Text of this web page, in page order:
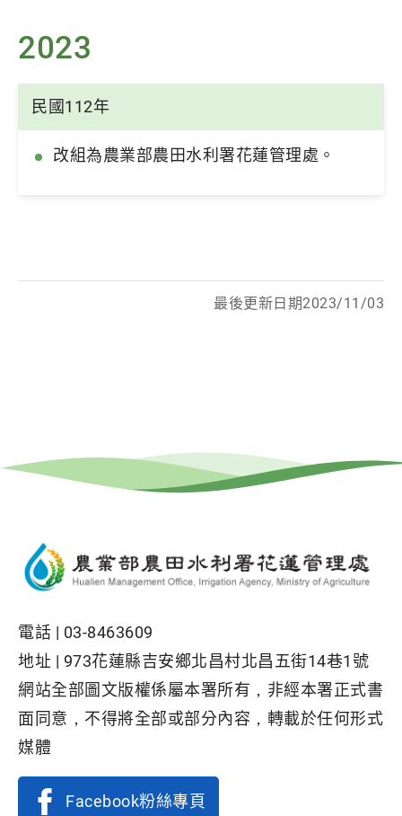
2023
民國112年
改組為農業部農田水利署花蓮管理處。
最後更新日期2023/11/03
電話 | 03-8463609
地址 | 973花蓮縣吉安鄉北昌村北昌五街14巷1號
網站全部圖文版權係屬本署所有，非經本署正式書
面同意，不得將全部或部分內容，轉載於任何形式
媒體
Facebook粉絲專頁